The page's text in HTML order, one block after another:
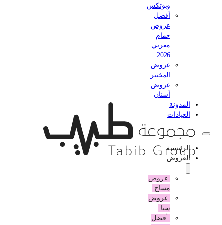
وبوتكس
أفضل
عروض
حمام
مغربي
عروض
المختبر
عروض
أسنان
المدونة
العيادات
الرئيسية
العروض
عروض
مساج
عروض
أفضل